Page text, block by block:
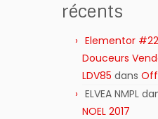
récents
Elementor
Douceurs
LDV85 dans
ELVEA NMPL
NOEL 2017